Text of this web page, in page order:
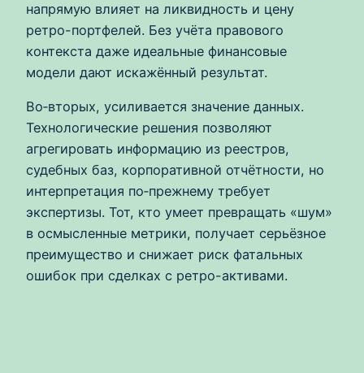
напрямую влияет на ликвидность и цену
ретро-портфелей. Без учёта правового
контекста даже идеальные финансовые
модели дают искажённый результат.
Во‑вторых, усиливается значение данных.
Технологические решения позволяют
агрегировать информацию из реестров,
судебных баз, корпоративной отчётности, но
интерпретация по‑прежнему требует
экспертизы. Тот, кто умеет превращать «шум»
в осмысленные метрики, получает серьёзное
преимущество и снижает риск фатальных
ошибок при сделках с ретро-активами.